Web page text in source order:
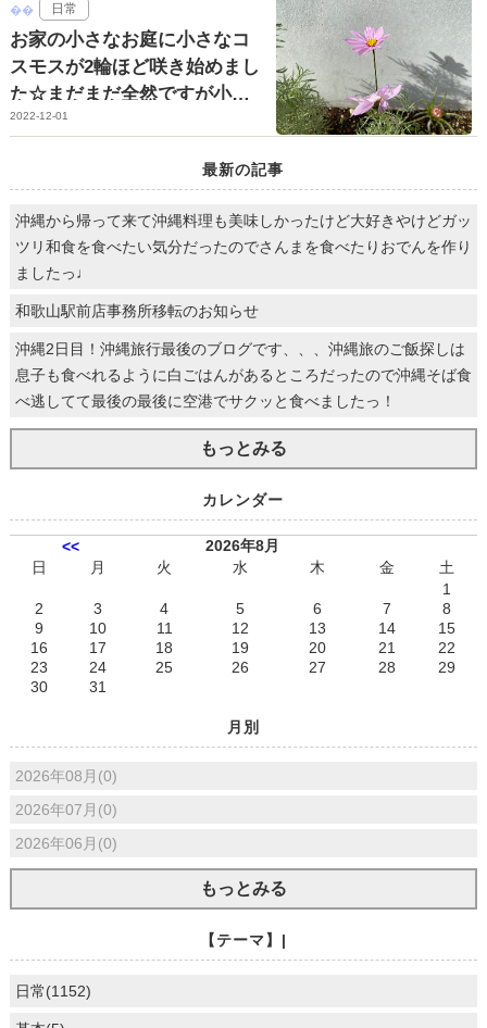
日常
お家の小さなお庭に小さなコ
スモスが2輪ほど咲き始めまし
た☆まだまだ全然ですが小さ
くてかわいいコスモス♡
2022-12-01
最新の記事
沖縄から帰って来て沖縄料理も美味しかったけど大好きやけどガッ
ツリ和食を食べたい気分だったのでさんまを食べたりおでんを作り
ましたっ♩
和歌山駅前店事務所移転のお知らせ
沖縄2日目！沖縄旅行最後のブログです、、、沖縄旅のご飯探しは
息子も食べれるように白ごはんがあるところだったので沖縄そば食
べ逃してて最後の最後に空港でサクッと食べましたっ！
もっとみる
カレンダー
<<
2026年8月
日
月 火 水 木 金
土
1
2
3 4 5 6 7
8
9
10 11 12 13 14
15
16
17 18 19 20 21
22
23
24 25 26 27 28
29
30
31
月別
2026年08月(0)
2026年07月(0)
2026年06月(0)
もっとみる
【テーマ】|
日常(1152)